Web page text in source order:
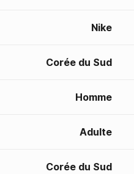
Nike
Corée du Sud
Homme
Adulte
Corée du Sud